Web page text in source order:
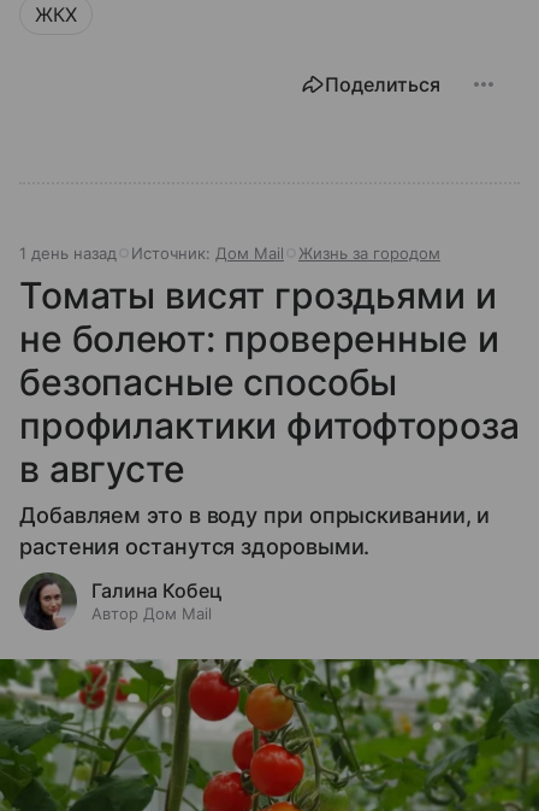
ЖКХ
Поделиться
1 день назад Источник: Дом Mail Жизнь за городом
Томаты висят гроздьями и
не болеют: проверенные и
безопасные способы
профилактики фитофтороза
в августе
Добавляем это в воду при опрыскивании, и
растения останутся здоровыми.
Галина Кобец
Автор Дом Mail